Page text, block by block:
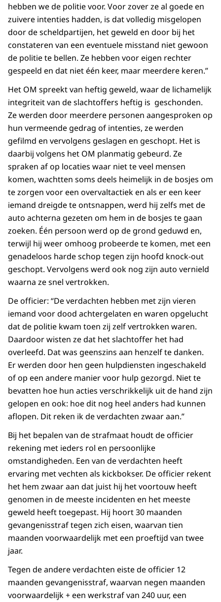
hebben we de politie voor. Voor zover ze al goede en
zuivere intenties hadden, is dat volledig misgelopen
door de scheldpartijen, het geweld en door bij het
constateren van een eventuele misstand niet gewoon
de politie te bellen. Ze hebben voor eigen rechter
gespeeld en dat niet één keer, maar meerdere keren.”
Het OM spreekt van heftig geweld, waar de lichamelijk
integriteit van de slachtoffers heftig is geschonden.
Ze werden door meerdere personen aangesproken op
hun vermeende gedrag of intenties, ze werden
gefilmd en vervolgens geslagen en geschopt. Het is
daarbij volgens het OM planmatig gebeurd. Ze
spraken af op locaties waar niet te veel mensen
komen, wachtten soms deels heimelijk in de bosjes om
te zorgen voor een overvaltactiek en als er een keer
iemand dreigde te ontsnappen, werd hij zelfs met de
auto achterna gezeten om hem in de bosjes te gaan
zoeken. Één persoon werd op de grond geduwd en,
terwijl hij weer omhoog probeerde te komen, met een
genadeloos harde schop tegen zijn hoofd knock-out
geschopt. Vervolgens werd ook nog zijn auto vernield
waarna ze snel vertrokken.
De officier: “De verdachten hebben met zijn vieren
iemand voor dood achtergelaten en waren opgelucht
dat de politie kwam toen zij zelf vertrokken waren.
Daardoor wisten ze dat het slachtoffer het had
overleefd. Dat was geenszins aan henzelf te danken.
Er werden door hen geen hulpdiensten ingeschakeld
of op een andere manier voor hulp gezorgd. Niet te
bevatten hoe hun acties verschrikkelijk uit de hand zijn
gelopen en ook: hoe dit nog heel anders had kunnen
aflopen. Dit reken ik de verdachten zwaar aan.”
Bij het bepalen van de strafmaat houdt de officier
rekening met ieders rol en persoonlijke
omstandigheden. Een van de verdachten heeft
ervaring met vechten als kickbokser. De officier rekent
het hem zwaar aan dat juist hij het voortouw heeft
genomen in de meeste incidenten en het meeste
geweld heeft toegepast. Hij hoort 30 maanden
gevangenisstraf tegen zich eisen, waarvan tien
maanden voorwaardelijk met een proeftijd van twee
jaar.
Tegen de andere verdachten eiste de officier 12
maanden gevangenisstraf, waarvan negen maanden
voorwaardelijk + een werkstraf van 240 uur, een